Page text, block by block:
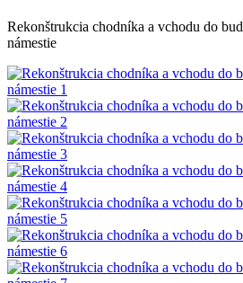
Rekonštrukcia chodníka a vchodu do
námestie